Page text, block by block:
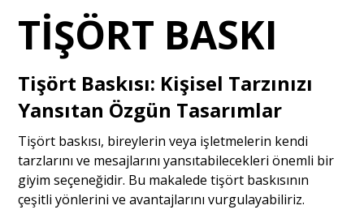
TİŞÖRT BASKI
Tişört Baskısı: Kişisel Tarzınızı
Yansıtan Özgün Tasarımlar
Tişört baskısı, bireylerin veya işletmelerin kendi
tarzlarını ve mesajlarını yansıtabilecekleri önemli bir
giyim seçeneğidir. Bu makalede tişört baskısının
çeşitli yönlerini ve avantajlarını vurgulayabiliriz.